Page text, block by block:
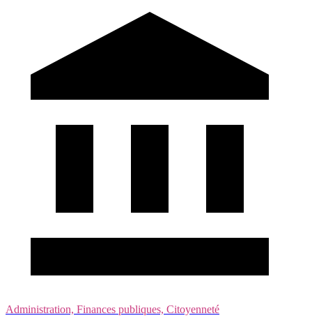
Administration, Finances publiques, Citoyenneté